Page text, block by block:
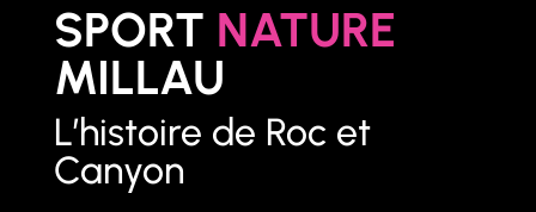
SPORT NATURE
MILLAU
L’histoire de Roc et
Canyon